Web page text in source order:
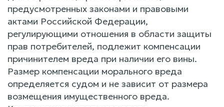
предусмотренных законами и правовыми
актами Российской Федерации,
регулирующими отношения в области защиты
прав потребителей, подлежит компенсации
причинителем вреда при наличии его вины.
Размер компенсации морального вреда
определяется судом и не зависит от размера
возмещения имущественного вреда.